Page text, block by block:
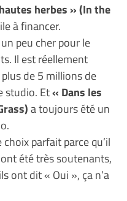
herbes » (In the
à financer.
peu cher pour le
Il est réellement
de 5 millions de
studio. Et« Dans les
a toujours été un
parfait parce qu’il
été très soutenants,
ont dit « Oui », ça n’a